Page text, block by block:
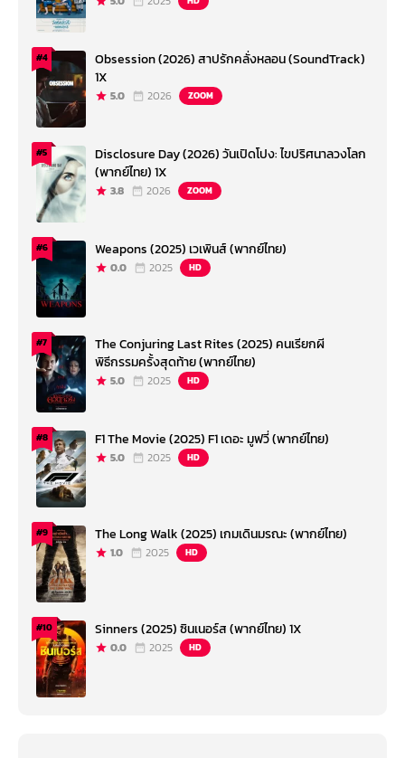
#4
Obsession (2026) สาปรักคลั่งหลอน (SoundTrack)
1X
5.0 2026 ZOOM
#5
Disclosure Day (2026) วันเปิดโปง: ไขปริศนาลวงโลก
(พากย์ไทย) 1X
3.8 2026 ZOOM
#6 Weapons (2025) เวเพินส์ (พากย์ไทย)
0.0 2025 HD
#7
The Conjuring Last Rites (2025) คนเรียกผี
พิธีกรรมครั้งสุดท้าย (พากย์ไทย)
5.0 2025 HD
#8 F1 The Movie (2025) F1 เดอะ มูฟวี่ (พากย์ไทย)
5.0 2025 HD
#9 The Long Walk (2025) เกมเดินมรณะ (พากย์ไทย)
1.0 2025 HD
#10 Sinners (2025) ซินเนอร์ส (พากย์ไทย) 1X
0.0 2025 HD